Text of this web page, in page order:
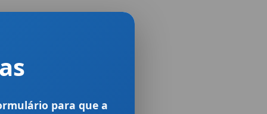
para que a